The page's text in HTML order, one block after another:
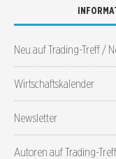
Neu auf Trading-Treff /
Wirtschaftskalender
Newsletter
Autoren auf Trading-Treff